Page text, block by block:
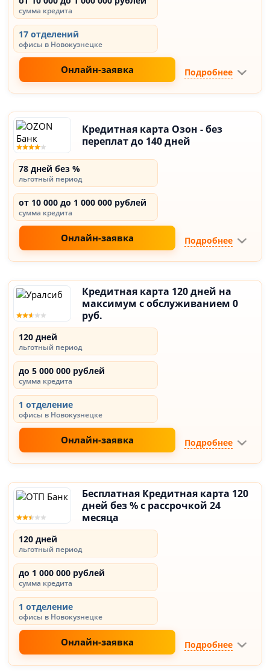
сумма кредита
17 отделений
офисы в Новокузнецке
Онлайн-заявка Подробнее
Кредитная карта Озон - без
переплат до 140 дней
78 дней без %
льготный период
от 10 000 до 1 000 000 рублей
сумма кредита
Онлайн-заявка Подробнее
Кредитная карта 120 дней на
максимум с обслуживанием 0
руб.
120 дней
льготный период
до 5 000 000 рублей
сумма кредита
1 отделение
офисы в Новокузнецке
Онлайн-заявка Подробнее
Бесплатная Кредитная карта 120
дней без % с рассрочкой 24
месяца
120 дней
льготный период
до 1 000 000 рублей
сумма кредита
1 отделение
офисы в Новокузнецке
Онлайн-заявка Подробнее